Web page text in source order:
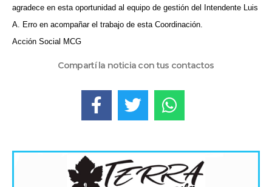
agradece en esta oportunidad al equipo de gestión del Intendente Luis
A. Erro en acompañar el trabajo de esta Coordinación.
Acción Social MCG
Compartí la noticia con tus contactos